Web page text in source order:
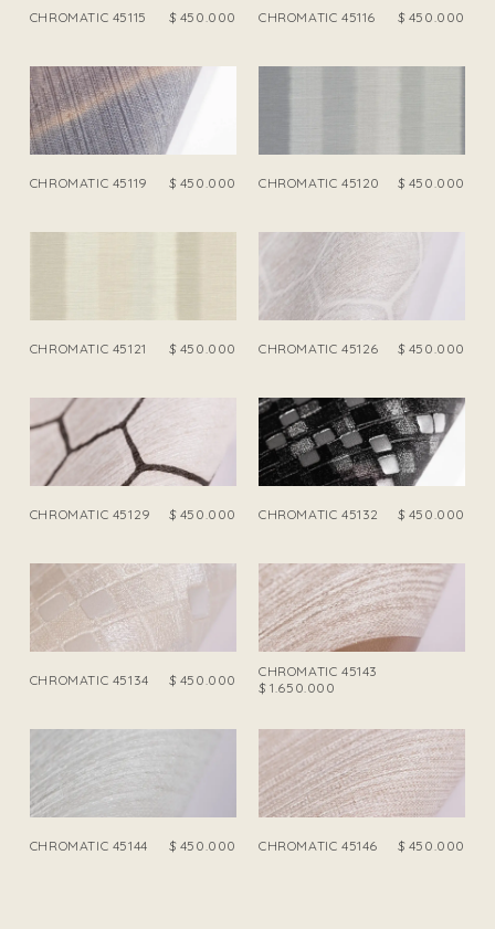
CHROMATIC 45115 $450.000 CHROMATIC 45116 $450.000
CHROMATIC 45119 $450.000 CHROMATIC 45120 $450.000
CHROMATIC 45121 $450.000 CHROMATIC 45126 $450.000
CHROMATIC 45129 $450.000 CHROMATIC 45132 $450.000
CHROMATIC 45134 $450.000
CHROMATIC 45143
$1.650.000
CHROMATIC 45144 $450.000 CHROMATIC 45146 $450.000